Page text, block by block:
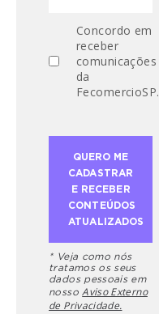
Concordo em
receber
comunicações
da
FecomercioSP.
* Veja como nós
tratamos os seus
dados pessoais em
nosso Aviso Externo
de Privacidade.